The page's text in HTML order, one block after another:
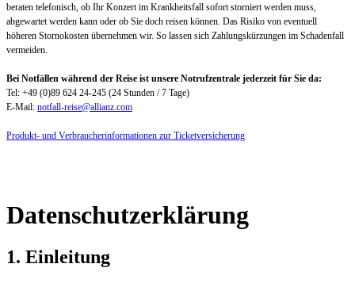
beraten telefonisch, ob Ihr Konzert im Krankheitsfall sofort storniert werden muss,
abgewartet werden kann oder ob Sie doch reisen können. Das Risiko von eventuell
höheren Stornokosten übernehmen wir. So lassen sich Zahlungskürzungen im Schadenfall
vermeiden.
Bei Notfällen während der Reise ist unsere Notrufzentrale jederzeit für Sie da:
Tel: +49 (0)89 624 24-245 (24 Stunden / 7 Tage)
E-Mail: notfall-reise@allianz.com
Produkt- und Verbraucherinformationen zur Ticketversicherung
Datenschutzerklärung
1. Einleitung